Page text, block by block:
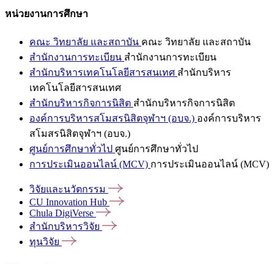
หน่วยงานการศึกษา
คณะ วิทยาลัย และสถาบัน คณะ วิทยาลัย และสถาบัน
สำนักงานการทะเบียน สำนักงานการทะเบียน
สำนักบริหารเทคโนโลยีสารสนเทศ สำนักบริหาร
เทคโนโลยีสารสนเทศ
สำนักบริหารกิจการนิสิต สำนักบริหารกิจการนิสิต
องค์การบริหารสโมสรนิสิตจุฬาฯ (อบจ.) องค์การบริหาร
สโมสรนิสิตจุฬาฯ (อบจ.)
ศูนย์การศึกษาทั่วไป ศูนย์การศึกษาทั่วไป
การประเมินออนไลน์ (MCV) การประเมินออนไลน์ (MCV)
วิจัยและนวัตกรรม
CU Innovation Hub
Chula DigiVerse
สำนักบริหารวิจัย
ทุนวิจัย